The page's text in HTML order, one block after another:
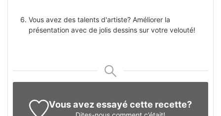
Vous avez des talents d'artiste? Améliorer la
présentation avec de jolis dessins sur votre velouté!
Vous avez essayé cette recette?